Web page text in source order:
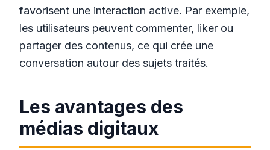
favorisent une interaction active. Par exemple,
les utilisateurs peuvent commenter, liker ou
partager des contenus, ce qui crée une
conversation autour des sujets traités.
Les avantages des
médias digitaux